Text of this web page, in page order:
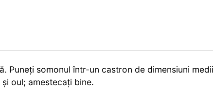
Puneți somonul într-un castron de dimensiuni
oul; amestecați bine.